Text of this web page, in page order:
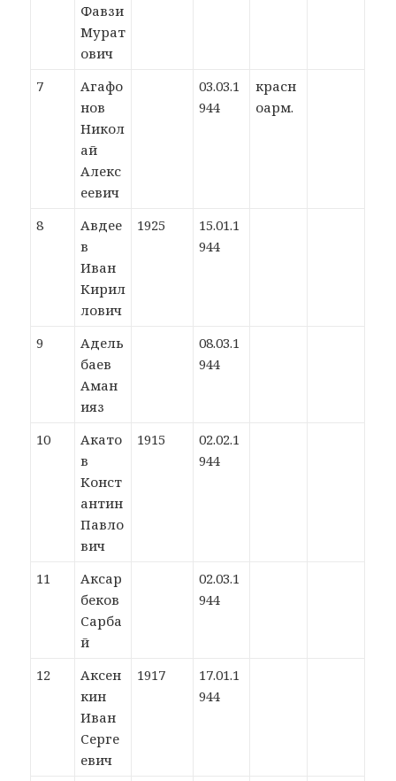
Фавзи
Мурат
ович
7
Агафо
нов
Никол
ай
Алекс
еевич
03.03.1
944
красн
оарм.
8
Авдее
в
Иван
Кирил
лович
1925
15.01.1
944
9
Адель
баев
Аман
ияз
08.03.1
944
10
Акато
в
Конст
антин
Павло
вич
1915
02.02.1
944
11
Аксар
беков
Сарба
й
02.03.1
944
12
Аксен
кин
Иван
Серге
евич
1917
17.01.1
944